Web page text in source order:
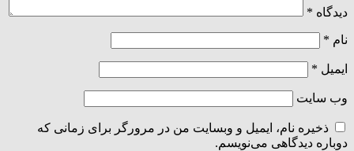
دیدگاه *
نام *
ایمیل *
وب‌ سایت
ذخیره نام، ایمیل و وبسایت من در مرورگر برای زمانی که
دوباره دیدگاهی می‌نویسم.